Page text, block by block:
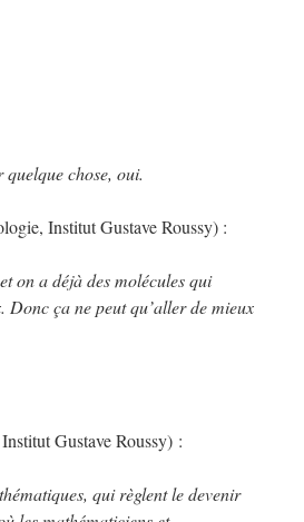
quelque chose, oui.
Institut Gustave Roussy) :
on a déjà des molécules qui
ça ne peut qu’aller de mieux
Gustave Roussy) :
qui règlent le devenir